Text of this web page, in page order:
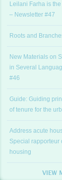
Leilani Farha is
– Newsletter #47
Roots and
New Materials on
in Several
#46
Guide: Guiding
of tenure for the
Address acute
Special rapporteur
housing
VIEW